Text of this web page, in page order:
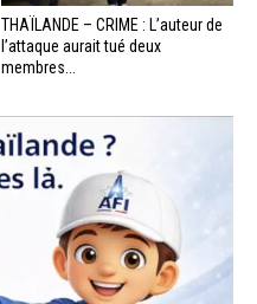
THAÏLANDE – CRIME : L’auteur de
l’attaque aurait tué deux
membres...